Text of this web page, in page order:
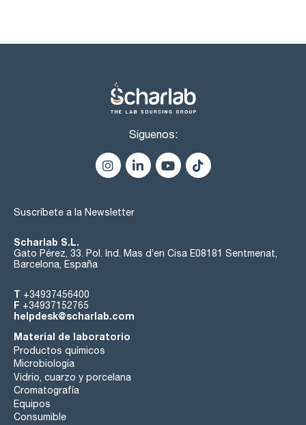
Síguenos:
Suscríbete a la Newsletter
Scharlab S.L.
Gato Pérez, 33. Pol. Ind. Mas d’en Cisa E08181 Sentmenat,
Barcelona, España
T +34937456400
F +34937152765
helpdesk@scharlab.com
Material de laboratorio
Productos químicos
Microbiología
Vidrio, cuarzo y porcelana
Cromatografía
Equipos
Consumible